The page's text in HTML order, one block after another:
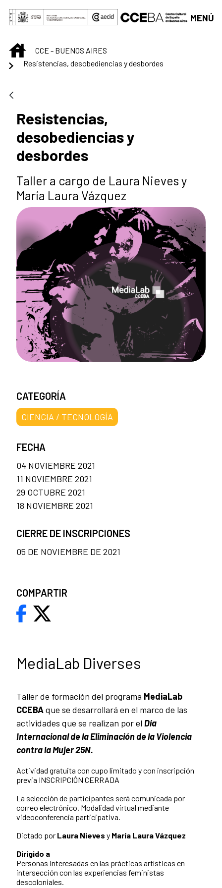
Saltar al contenido principal
MENÚ
INICIOCCE - BUENOS AIRES
Resistencias, desobediencias y desbordes
Resistencias,
desobediencias y
desbordes
Taller a cargo de Laura Nieves y
María Laura Vázquez
MediaLab Diverses
Taller de formación del programa MediaLab
CCEBAque se desarrollará en el marco de las
actividades que se realizan por el Día
Internacional de la Eliminación de la Violencia
contra la Mujer 25N.
Actividad gratuita con cupo limitado y con inscripción
previa INSCRIPCIÓN CERRADA
La selección de participantes será comunicada por
correo electrónico. Modalidad virtual mediante
videoconferencia participativa.
Dictado por Laura Nieves y María Laura Vázquez
Dirigido a
Personas interesadas en las prácticas artísticas en
intersección con las experiencias feministas
descoloniales.
CATEGORÍA
CIENCIA / TECNOLOGÍA
FECHA
04 NOVIEMBRE 2021
11 NOVIEMBRE 2021
29 OCTUBRE 2021
18 NOVIEMBRE 2021
CIERRE DE INSCRIPCIONES
05 DE NOVIEMBRE DE 2021
COMPARTIR